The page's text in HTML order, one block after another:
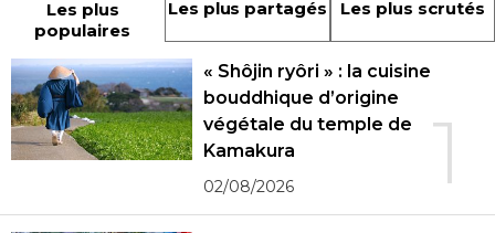
Les plus
populaires
Les plus partagés Les plus scrutés
1
« Shôjin ryôri » : la cuisine
bouddhique d’origine
végétale du temple de
Kamakura
02/08/2026